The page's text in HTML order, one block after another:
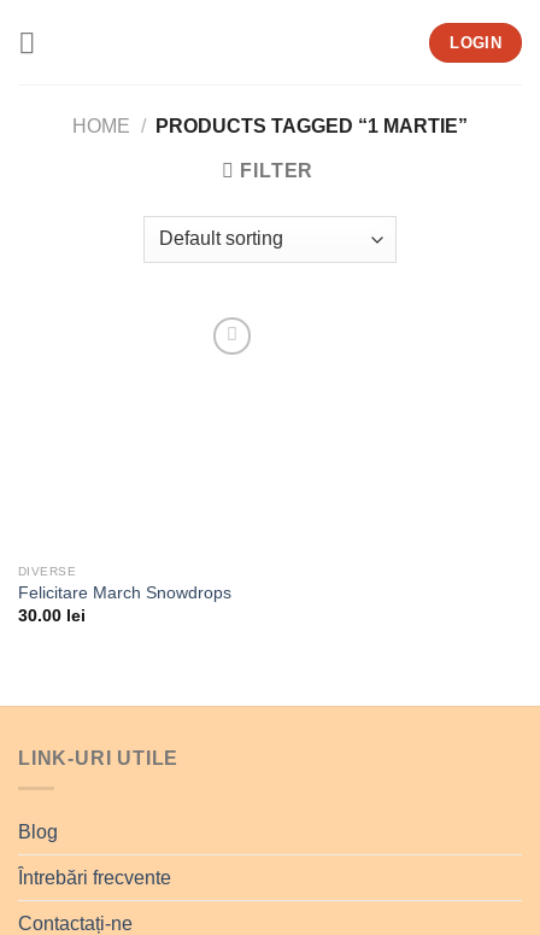
LOGIN
HOME / PRODUCTS TAGGED “1 MARTIE”
FILTER
DIVERSE
Felicitare March Snowdrops
30.00 lei
LINK-URI UTILE
Blog
Întrebări frecvente
Contactați-ne